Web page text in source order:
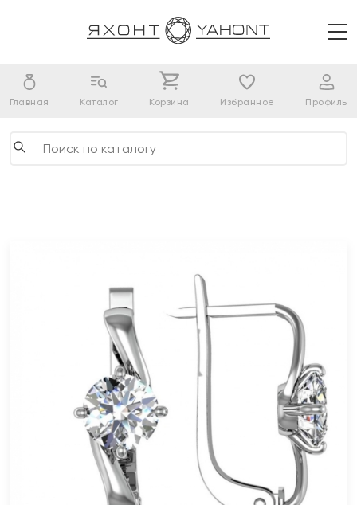
Главная Каталог Корзина Избранное Профиль